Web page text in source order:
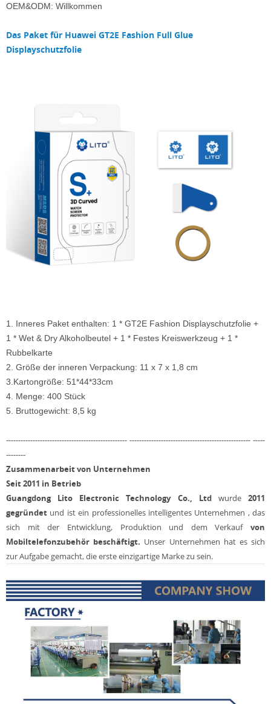
OEM&ODM: Willkommen
Das Paket für Huawei GT2E Fashion Full Glue
Displayschutzfolie
1. Inneres Paket enthalten: 1 * GT2E Fashion Displayschutzfolie +
1 * Wet & Dry Alkoholbeutel + 1 * Festes Kreiswerkzeug + 1 *
Rubbelkarte
2. Größe der inneren Verpackung: 11 x 7 x 1,8 cm
3.Kartongröße: 51*44*33cm
4. Menge: 400 Stück
5. Bruttogewicht: 8,5 kg
-------------------------------------------------- -------------------------------------------------- -----
--------
Zusammenarbeit von Unternehmen
Seit 2011 in Betrieb
Guangdong Lito Electronic Technology Co., Ltd wurde2011
gegründet und ist ein professionelles intelligentes Unternehmen , das
sich mit der Entwicklung, Produktion und dem Verkauf von
Mobiltelefonzubehör beschäftigt. Unser Unternehmen hat es sich
zur Aufgabe gemacht, die erste einzigartige Marke zu sein.